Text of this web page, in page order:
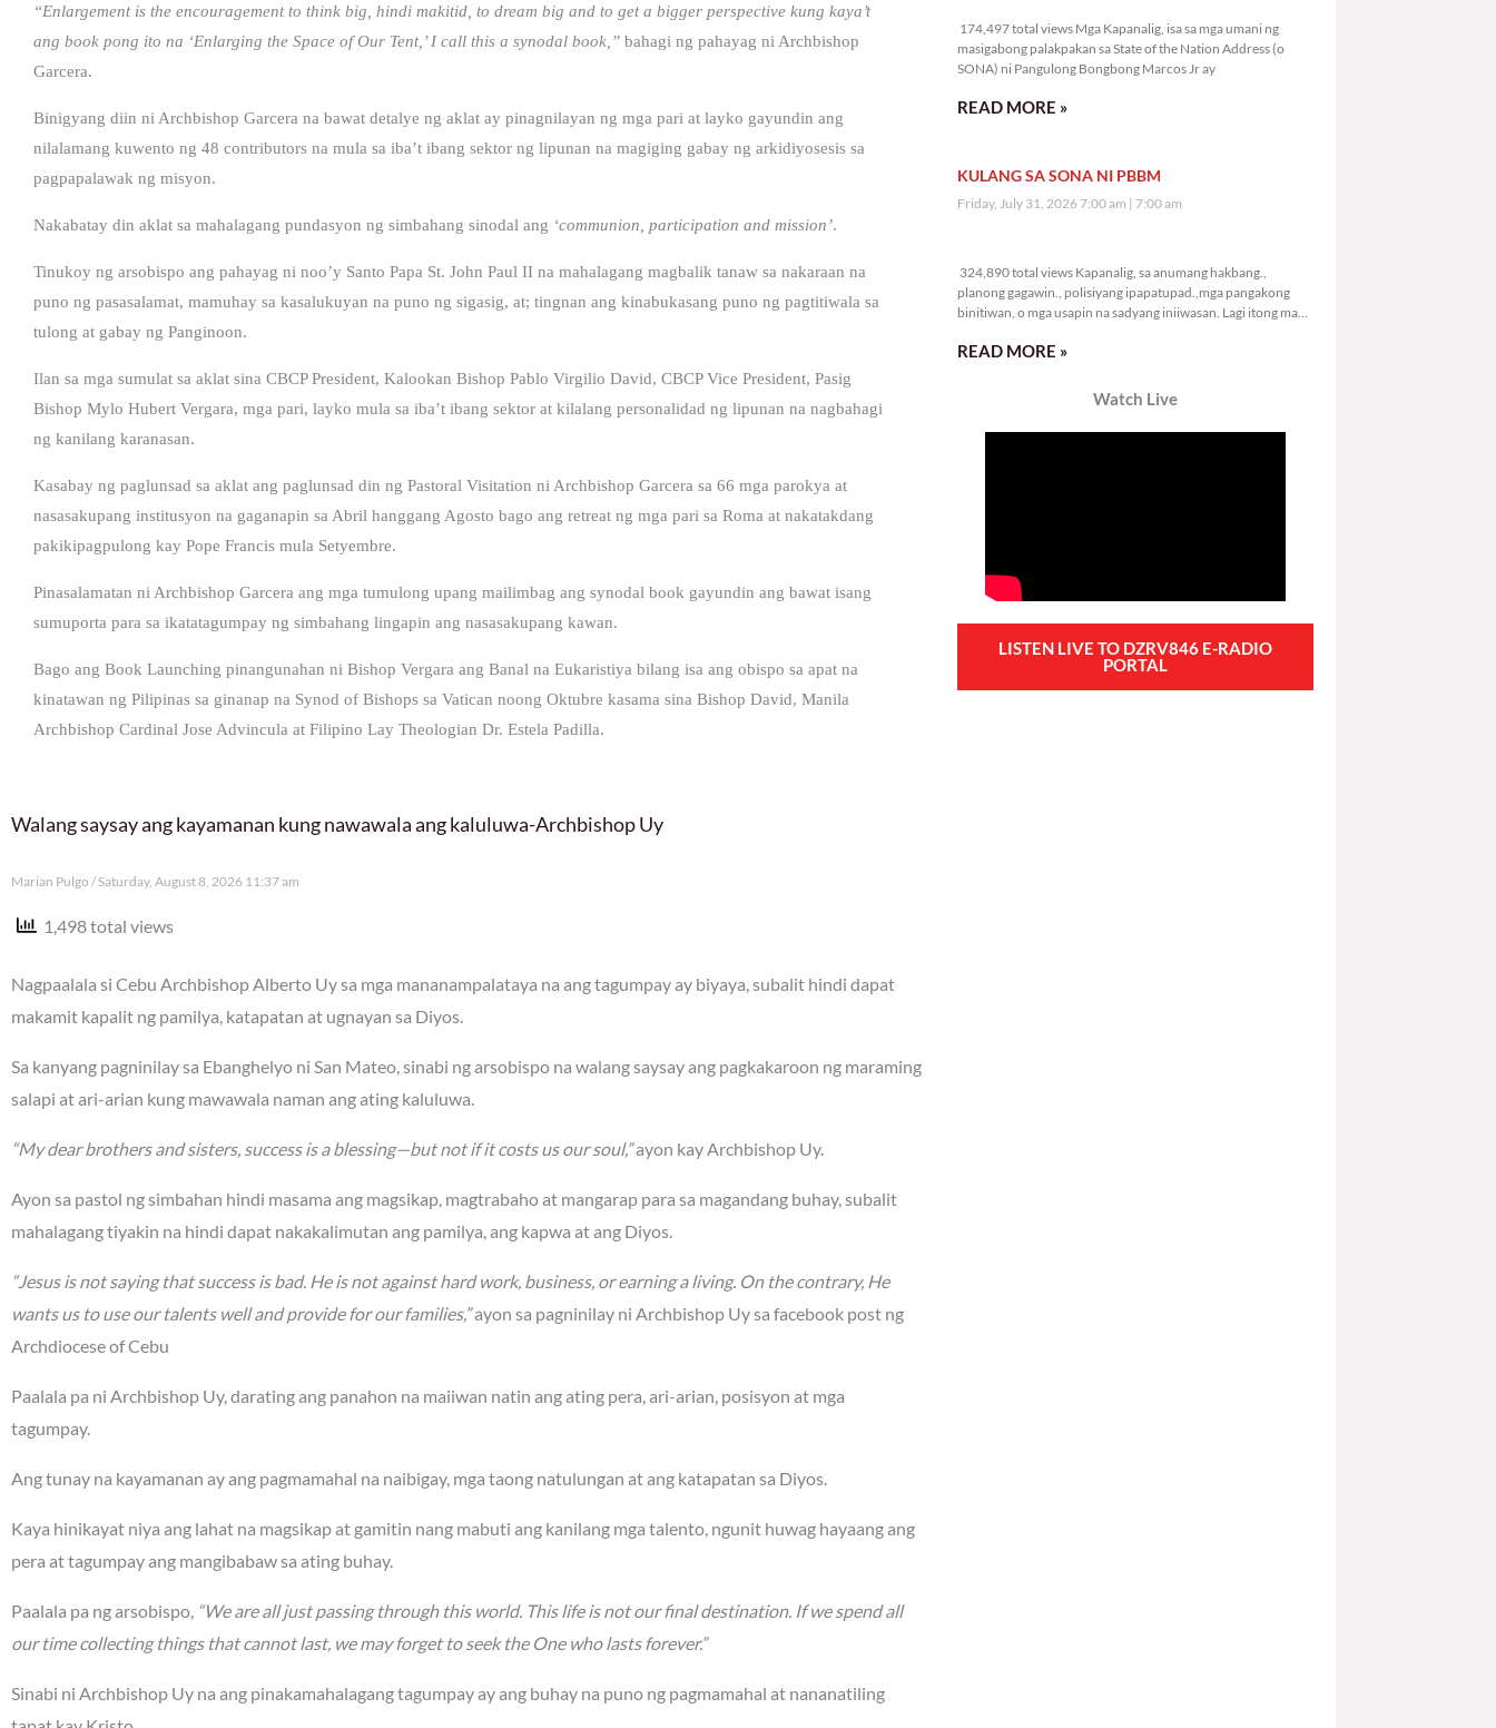
“Enlargement is the encouragement to think big, hindi makitid, to dream big and to get a bigger perspective kung kaya’t
ang book pong ito na ‘Enlarging the Space of Our Tent,’ I call this a synodal book,” bahagi ng pahayag ni Archbishop
Garcera.
Binigyang diin ni Archbishop Garcera na bawat detalye ng aklat ay pinagnilayan ng mga pari at layko gayundin ang
nilalamang kuwento ng 48 contributors na mula sa iba’t ibang sektor ng lipunan na magiging gabay ng arkidiyosesis sa
pagpapalawak ng misyon.
Nakabatay din aklat sa mahalagang pundasyon ng simbahang sinodal ang ‘communion, participation and mission’.
Tinukoy ng arsobispo ang pahayag ni noo’y Santo Papa St. John Paul II na mahalagang magbalik tanaw sa nakaraan na
puno ng pasasalamat, mamuhay sa kasalukuyan na puno ng sigasig, at; tingnan ang kinabukasang puno ng pagtitiwala sa
tulong at gabay ng Panginoon.
Ilan sa mga sumulat sa aklat sina CBCP President, Kalookan Bishop Pablo Virgilio David, CBCP Vice President, Pasig
Bishop Mylo Hubert Vergara, mga pari, layko mula sa iba’t ibang sektor at kilalang personalidad ng lipunan na nagbahagi
ng kanilang karanasan.
Kasabay ng paglunsad sa aklat ang paglunsad din ng Pastoral Visitation ni Archbishop Garcera sa 66 mga parokya at
nasasakupang institusyon na gaganapin sa Abril hanggang Agosto bago ang retreat ng mga pari sa Roma at nakatakdang
pakikipagpulong kay Pope Francis mula Setyembre.
Pinasalamatan ni Archbishop Garcera ang mga tumulong upang mailimbag ang synodal book gayundin ang bawat isang
sumuporta para sa ikatatagumpay ng simbahang lingapin ang nasasakupang kawan.
Bago ang Book Launching pinangunahan ni Bishop Vergara ang Banal na Eukaristiya bilang isa ang obispo sa apat na
kinatawan ng Pilipinas sa ginanap na Synod of Bishops sa Vatican noong Oktubre kasama sina Bishop David, Manila
Archbishop Cardinal Jose Advincula at Filipino Lay Theologian Dr. Estela Padilla.
Walang saysay ang kayamanan kung nawawala ang kaluluwa-Archbishop Uy
Marian Pulgo Saturday, August 8, 2026 11:37 am
1,498 total views
Nagpaalala si Cebu Archbishop Alberto Uy sa mga mananampalataya na ang tagumpay ay biyaya, subalit hindi dapat
makamit kapalit ng pamilya, katapatan at ugnayan sa Diyos.
Sa kanyang pagninilay sa Ebanghelyo ni San Mateo, sinabi ng arsobispo na walang saysay ang pagkakaroon ng maraming
salapi at ari-arian kung mawawala naman ang ating kaluluwa.
“My dear brothers and sisters, success is a blessing—but not if it costs us our soul,”ayon kay Archbishop Uy.
Ayon sa pastol ng simbahan hindi masama ang magsikap, magtrabaho at mangarap para sa magandang buhay, subalit
mahalagang tiyakin na hindi dapat nakakalimutan ang pamilya, ang kapwa at ang Diyos.
“Jesus is not saying that success is bad. He is not against hard work, business, or earning a living. On the contrary, He
wants us to use our talents well and provide for our families,”ayon sa pagninilay ni Archbishop Uy sa facebook post ng
Archdiocese of Cebu
Paalala pa ni Archbishop Uy, darating ang panahon na maiiwan natin ang ating pera, ari-arian, posisyon at mga
tagumpay.
Ang tunay na kayamanan ay ang pagmamahal na naibigay, mga taong natulungan at ang katapatan sa Diyos.
Kaya hinikayat niya ang lahat na magsikap at gamitin nang mabuti ang kanilang mga talento, ngunit huwag hayaang ang
pera at tagumpay ang mangibabaw sa ating buhay.
Paalala pa ng arsobispo, “We are all just passing through this world. This life is not our final destination. If we spend all
our time collecting things that cannot last, we may forget to seek the One who lasts forever.”
Sinabi ni Archbishop Uy na ang pinakamahalagang tagumpay ay ang buhay na puno ng pagmamahal at nananatiling
174,497 total views Mga Kapanalig, isa sa mga umani ng
masigabong palakpakan sa State of the Nation Address (o
SONA) ni Pangulong Bongbong Marcos Jr ay
READ MORE »
KULANG SA SONA NI PBBM
Friday, July 31, 2026 7:00 am 7:00 am
324,890 total views Kapanalig, sa anumang hakbang.,
planong gagawin., polisiyang ipapatupad.,mga pangakong
binitiwan, o mga usapin na sadyang iniiwasan. Lagi itong may
READ MORE »
Watch Live
LISTEN LIVE TO DZRV846 E-RADIO
PORTAL